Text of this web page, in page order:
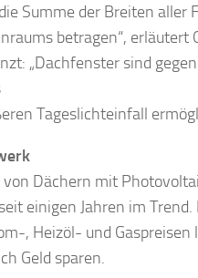
Summe der Breiten
betragen“,
„Dachfenster sind
Tageslichteinfall
Dächern mit
einigen Jahren im
, Heizöl- und
Geld sparen.